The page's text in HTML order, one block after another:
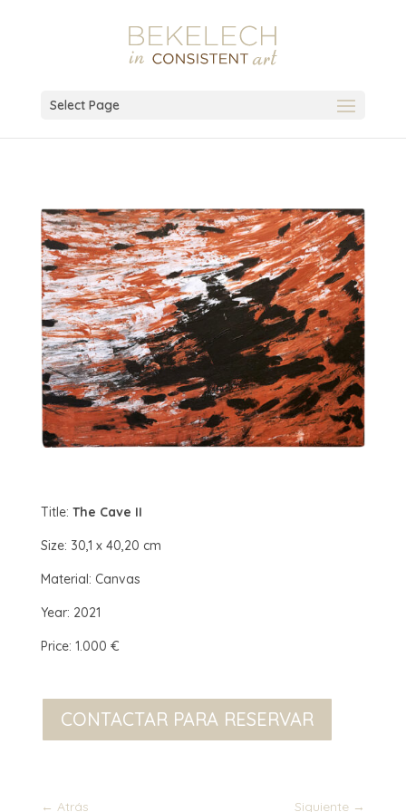
Select Page
Title: The Cave II
Size: 30,1 x 40,20 cm
Material: Canvas
Year: 2021
Price: 1.000 €
CONTACTAR PARA RESERVAR
← Atrás Siguiente →